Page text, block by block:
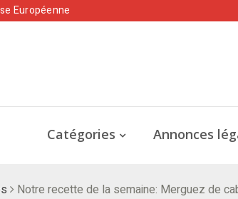
Européenne
Catégories Annonces
Notre recette de la semaine: Merguez de